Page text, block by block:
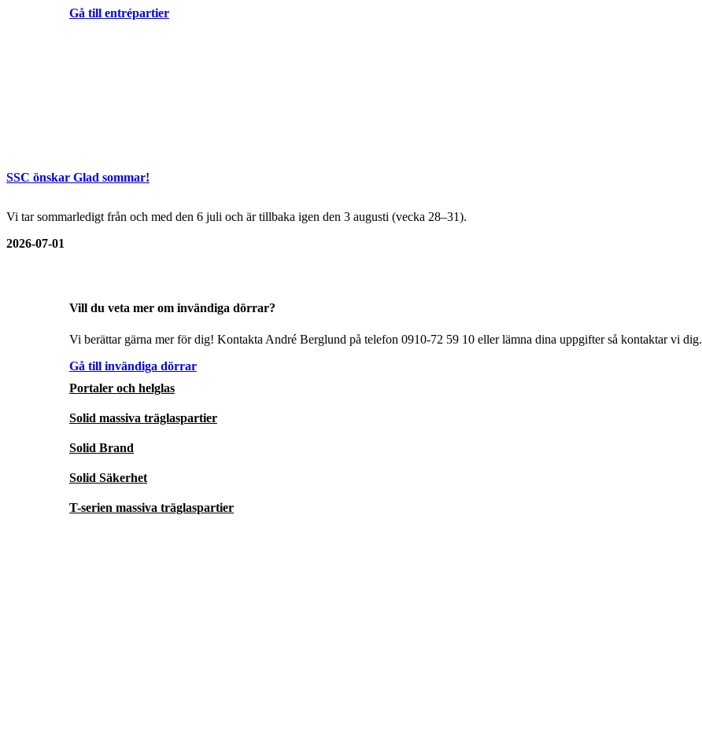
Gå till entrépartier
Vill du veta mer om invändiga dörrar?
Vi berättar gärna mer för dig! Kontakta André Berglund på telefon 0910-72 59 10 eller lämna dina uppgifter så kontaktar vi dig.
Gå till invändiga dörrar
Portaler och helglas
Solid massiva träglaspartier
Solid Brand
Solid Säkerhet
T-serien massiva träglaspartier
SSC önskar Glad sommar!
Vi tar sommarledigt från och med den 6 juli och är tillbaka igen den 3 augusti (vecka 28–31).
2026-07-01